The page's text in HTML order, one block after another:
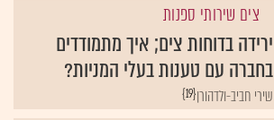
צים שירותי ספנות
ירידה בדוחות צים; איך מתמודדים
בחברה עם טענות בעלי המניות?
{19}שירי חביב-ולדהורן